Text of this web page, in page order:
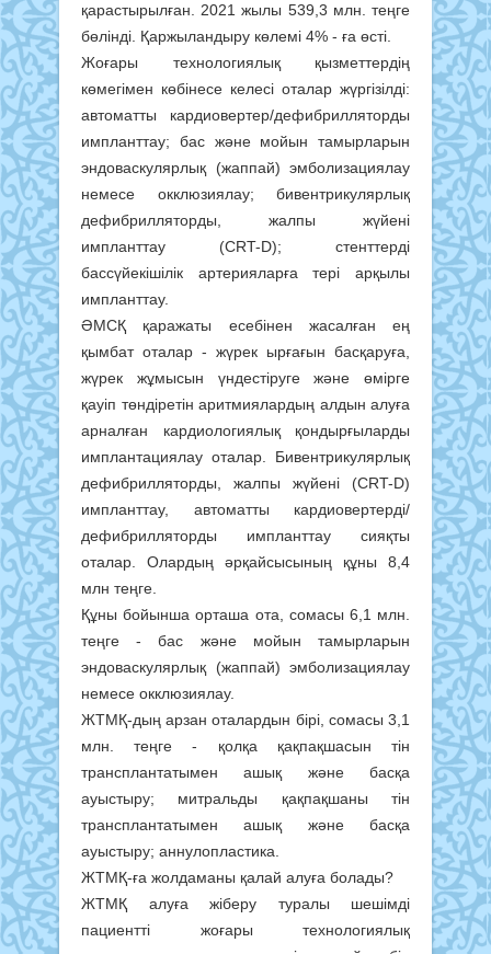
қарастырылған. 2021 жылы 539,3 млн. теңге
бөлінді. Қаржыландыру көлемі 4% - ға өсті.
Жоғары технологиялық қызметтердің
көмегімен көбінесе келесі оталар жүргізілді:
автоматты кардиовертер/дефибрилляторды
импланттау; бас және мойын тамырларын
эндоваскулярлық (жаппай) эмболизациялау
немесе окклюзиялау; бивентрикулярлық
дефибрилляторды, жалпы жүйені
импланттау (CRT-D); стенттерді
бассүйекішілік артерияларға тері арқылы
импланттау.
ӘМСҚ қаражаты есебінен жасалған ең
қымбат оталар - жүрек ырғағын басқаруға,
жүрек жұмысын үндестіруге және өмірге
қауіп төндіретін аритмиялардың алдын алуға
арналған кардиологиялық қондырғыларды
имплантациялау оталар. Бивентрикулярлық
дефибрилляторды, жалпы жүйені (CRT-D)
импланттау, автоматты кардиовертерді/
дефибрилляторды импланттау сияқты
оталар. Олардың әрқайсысының құны 8,4
млн теңге.
Құны бойынша орташа ота, сомасы 6,1 млн.
теңге - бас және мойын тамырларын
эндоваскулярлық (жаппай) эмболизациялау
немесе окклюзиялау.
ЖТМҚ-дың арзан оталардын бірі, сомасы 3,1
млн. теңге - қолқа қақпақшасын тін
трансплантатымен ашық және басқа
ауыстыру; митральды қақпақшаны тін
трансплантатымен ашық және басқа
ауыстыру; аннулопластика.
ЖТМҚ-ға жолдаманы қалай алуға болады?
ЖТМҚ алуға жіберу туралы шешімді
пациентті жоғары технологиялық